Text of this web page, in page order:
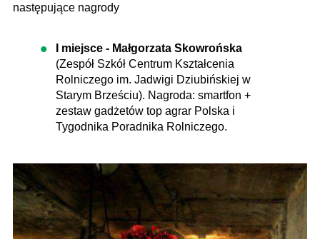
następujące nagrody
I miejsce - Małgorzata Skowrońska
(Zespół Szkół Centrum Kształcenia
Rolniczego im. Jadwigi Dziubińskiej w
Starym Brześciu). Nagroda: smartfon +
zestaw gadżetów top agrar Polska i
Tygodnika Poradnika Rolniczego.